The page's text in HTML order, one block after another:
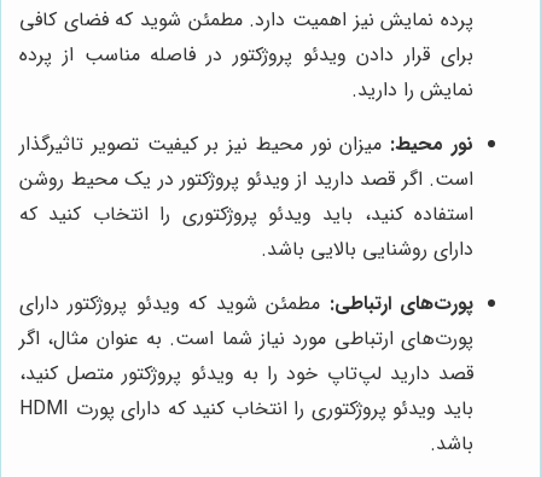
پرده نمایش نیز اهمیت دارد. مطمئن شوید که فضای کافی
برای قرار دادن ویدئو پروژکتور در فاصله مناسب از پرده
نمایش را دارید.
نور محیط: میزان نور محیط نیز بر کیفیت تصویر تاثیرگذار
است. اگر قصد دارید از ویدئو پروژکتور در یک محیط روشن
استفاده کنید، باید ویدئو پروژکتوری را انتخاب کنید که
دارای روشنایی بالایی باشد.
پورت‌های ارتباطی: مطمئن شوید که ویدئو پروژکتور دارای
پورت‌های ارتباطی مورد نیاز شما است. به عنوان مثال، اگر
قصد دارید لپ‌تاپ خود را به ویدئو پروژکتور متصل کنید،
باید ویدئو پروژکتوری را انتخاب کنید که دارای پورت HDMI
باشد.